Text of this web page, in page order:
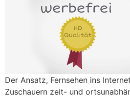
Der Ansatz, Fernsehen ins
Zuschauern zeit- und